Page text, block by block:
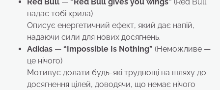
надає тобі крила)
Описує енергетичний ефект, який дає напій,
надаючи сили для нових досягнень.
Adidas — “Impossible Is Nothing” (Неможливе —
це нічого)
Мотивує долати будь-які труднощі на шляху до
досягнення цілей, доводячи, що немає нічого